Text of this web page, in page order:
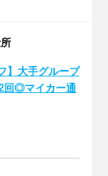
】大手グループ
回◎マイカー通